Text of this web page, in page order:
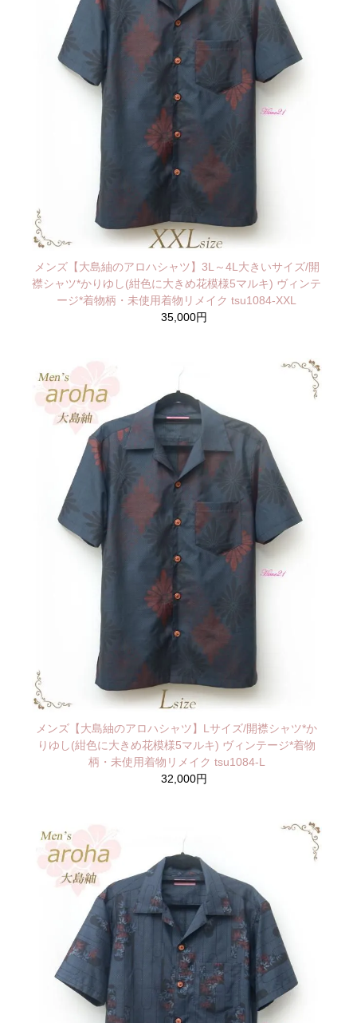
メンズ【大島紬のアロハシャツ】3L～4L大きいサイズ/開
襟シャツ*かりゆし(紺色に大きめ花模様5マルキ) ヴィンテ
ージ*着物柄・未使用着物リメイク tsu1084-XXL
35,000円
メンズ【大島紬のアロハシャツ】Lサイズ/開襟シャツ*か
りゆし(紺色に大きめ花模様5マルキ) ヴィンテージ*着物
柄・未使用着物リメイク tsu1084-L
32,000円